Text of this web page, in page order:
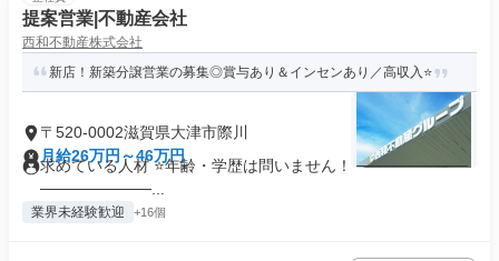
提案営業|不動産会社
西和不動産株式会社
新店！新築分譲営業の募集◎賞与あり＆インセンあり／高収入⭐
〒520-0002滋賀県大津市際川
月給26万円～46万円
求めている人材 ⭐年齢・学歴は問いません！ ──────────
──────────...
業界未経験歓迎 +16個